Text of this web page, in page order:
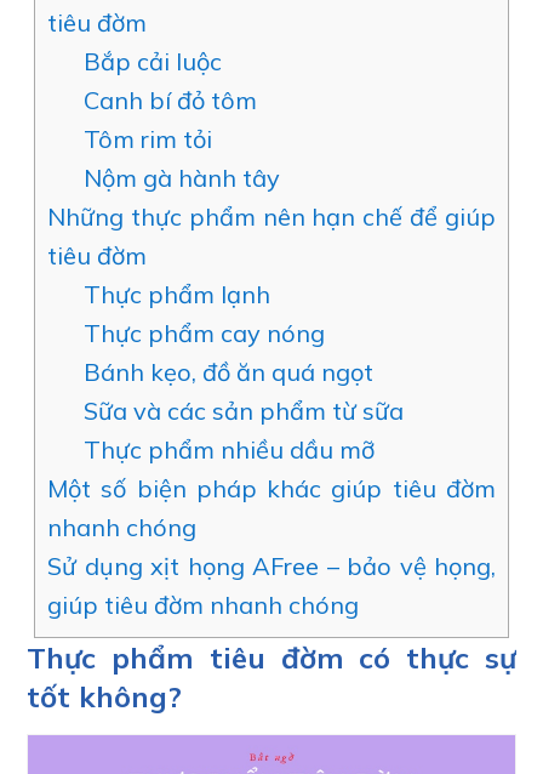
tiêu đờm
Bắp cải luộc
Canh bí đỏ tôm
Tôm rim tỏi
Nộm gà hành tây
Những thực phẩm nên hạn chế để giúp
tiêu đờm
Thực phẩm lạnh
Thực phẩm cay nóng
Bánh kẹo, đồ ăn quá ngọt
Sữa và các sản phẩm từ sữa
Thực phẩm nhiều dầu mỡ
Một số biện pháp khác giúp tiêu đờm
nhanh chóng
Sử dụng xịt họng AFree – bảo vệ họng,
giúp tiêu đờm nhanh chóng
Thực phẩm tiêu đờm có thực sự
tốt không?